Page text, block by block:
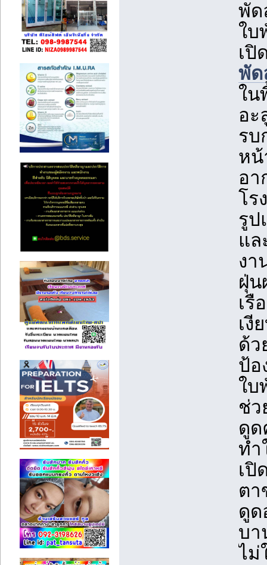
พัด
ใบ
เปิ
พัด
ใน
อะ
รบ
หน้
อา
โร
รูป
แล
งา
ฝุ่น
เรื
เงี
ด้ว
ป้อ
ใบ
ช่ว
ดูด
ทำ
เปิ
ตา
ดูด
บา
ไม่